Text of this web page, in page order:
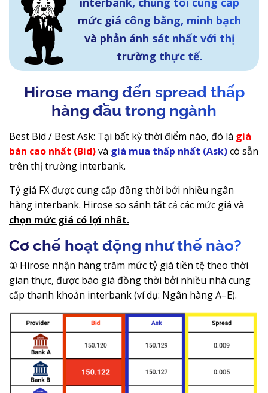
mức giá công bằng, minh bạch
và phản ánh sát nhất với thị
trường thực tế.
Hirose mang đến spread thấp
hàng đầu trong ngành
Best Bid / Best Ask: Tại bất kỳ thời điểm nào, đó là giá
bán cao nhất (Bid)và giá mua thấp nhất (Ask)có sẵn
trên thị trường interbank.
Tỷ giá FX được cung cấp đồng thời bởi nhiều ngân
hàng interbank. Hirose so sánh tất cả các mức giá và
chọn mức giá có lợi nhất.
Cơ chế hoạt động như thế nào?
① Hirose nhận hàng trăm mức tỷ giá tiền tệ theo thời
gian thực, được báo giá đồng thời bởi nhiều nhà cung
cấp thanh khoản interbank (ví dụ: Ngân hàng A–E).